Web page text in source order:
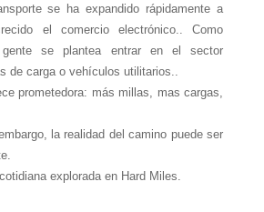
se ha expandido rápidamente a
el comercio electrónico.. Como
gente se plantea entrar en el sector
de carga o vehículos utilitarios..
prometedora: más millas, mas cargas,
la realidad del camino puede ser
explorada en Hard Miles.